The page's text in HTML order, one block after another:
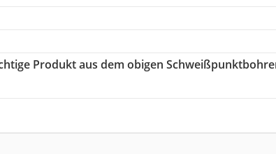
Produkt aus dem obigen